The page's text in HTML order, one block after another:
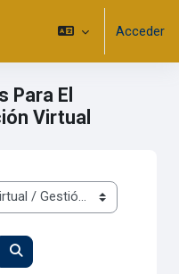
Acceder
Para El
Virtual
Buscar cursos